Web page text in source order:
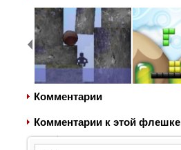
Комментарии
Комментарии к этой флешке